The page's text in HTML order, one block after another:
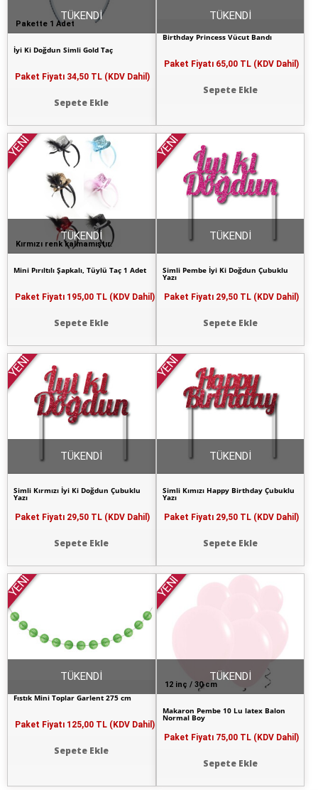
Pakette 1 Adet
İyi Ki Doğdun Simli Gold Taç
Paket Fiyatı 34,50 TL (KDV Dahil)
Sepete Ekle
TÜKENDİ
Birthday Princess Vücut Bandı
Paket Fiyatı 65,00 TL (KDV Dahil)
Sepete Ekle
TÜKENDİ
Kırmızı renk kalmamıştır.
YENİ
Mini Pırıltılı Şapkalı, Tüylü Taç 1 Adet
Paket Fiyatı 195,00 TL (KDV Dahil)
Sepete Ekle
TÜKENDİ
YENİ
Simli Pembe İyi Ki Doğdun Çubuklu
Yazı
Paket Fiyatı 29,50 TL (KDV Dahil)
Sepete Ekle
TÜKENDİ
YENİ
Simli Kırmızı İyi Ki Doğdun Çubuklu
Yazı
Paket Fiyatı 29,50 TL (KDV Dahil)
Sepete Ekle
TÜKENDİ
YENİ
Simli Kımızı Happy Birthday Çubuklu
Yazı
Paket Fiyatı 29,50 TL (KDV Dahil)
Sepete Ekle
TÜKENDİ
YENİ
Fıstık Mini Toplar Garlent 275 cm
Paket Fiyatı 125,00 TL (KDV Dahil)
Sepete Ekle
TÜKENDİ
12 inç / 30 cm
YENİ
Makaron Pembe 10 Lu latex Balon
Normal Boy
Paket Fiyatı 75,00 TL (KDV Dahil)
Sepete Ekle
TÜKENDİ